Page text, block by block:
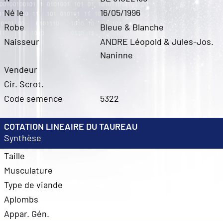
Né le
16/05/1996
Robe
Bleue & Blanche
Naisseur
ANDRE Léopold & Jules-Jos.
Naninne
Vendeur
Cir. Scrot.
Code semence
5322
COTATION LINEAIRE DU TAUREAU
Synthèse
Taille
Musculature
Type de viande
Aplombs
Appar. Gén.